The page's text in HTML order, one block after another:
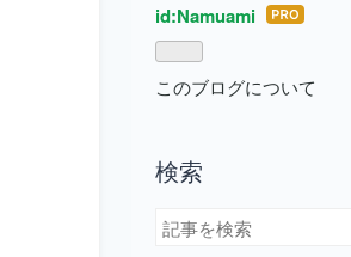
id:Namuami はて
ログ
このブログについて
検索